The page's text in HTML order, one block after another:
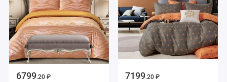
6799.20 ₽ 7199.20 ₽